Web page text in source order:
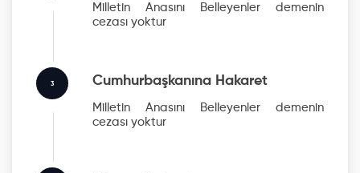
Milletin Anasını Belleyenler demenin
cezası yoktur
3 Cumhurbaşkanına Hakaret
Milletin Anasını Belleyenler demenin
cezası yoktur